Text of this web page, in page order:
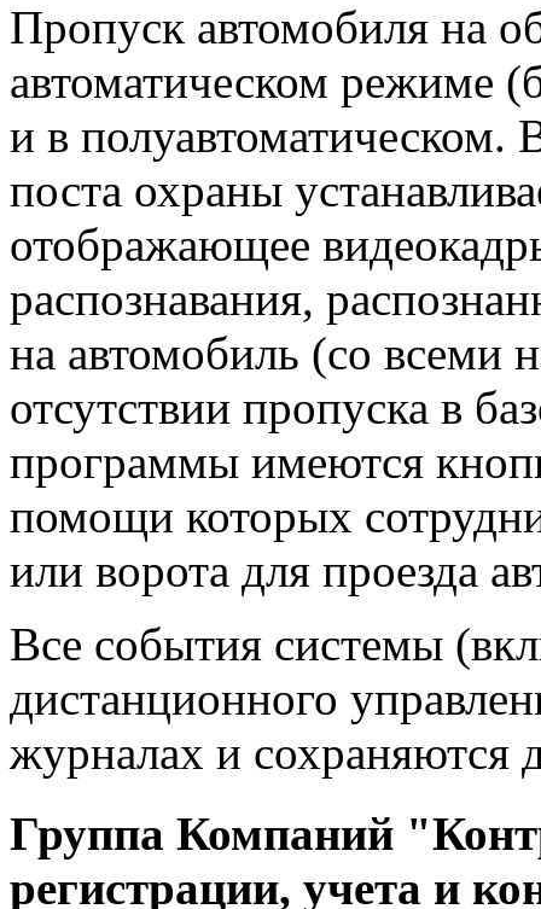
Пропуск автомобиля на
автоматическом режиме
и в полуавтоматическом.
поста охраны
отображающее
распознавания,
на автомобиль (со
отсутствии пропуска в
программы имеются
помощи которых
или ворота для проезда
Все события системы
дистанционного
журналах и сохраняются
Группа Компаний
регистрации, учета и